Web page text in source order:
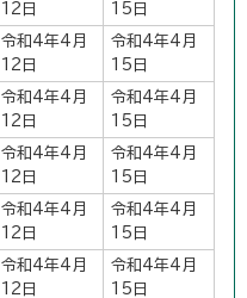
12日
15日
令和4年4月
12日
令和4年4月
15日
令和4年4月
12日
令和4年4月
15日
令和4年4月
12日
令和4年4月
15日
令和4年4月
12日
令和4年4月
15日
令和4年4月
12日
令和4年4月
15日